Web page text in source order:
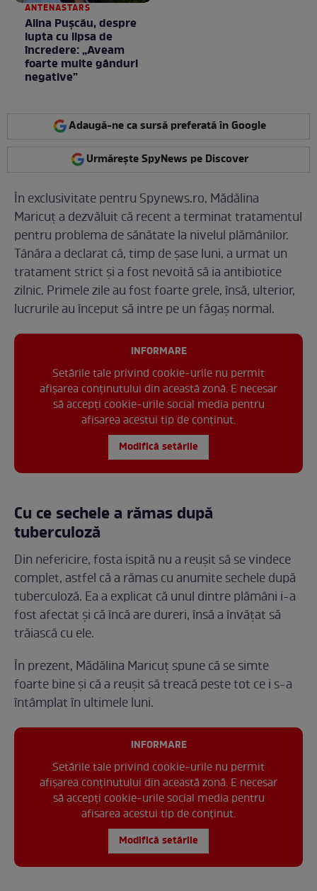
ANTENASTARS
Alina Pușcău, despre
lupta cu lipsa de
încredere: „Aveam
foarte multe gânduri
negative”
Adaugă-ne ca sursă preferată în Google
Urmărește SpyNews pe Discover
În exclusivitate pentru Spynews.ro, Mădălina
Maricuț a dezvăluit că recent a terminat tratamentul
pentru problema de sănătate la nivelul plămânilor.
Tânăra a declarat că, timp de șase luni, a urmat un
tratament strict și a fost nevoită să ia antibiotice
zilnic. Primele zile au fost foarte grele, însă, ulterior,
lucrurile au început să intre pe un făgaș normal.
INFORMARE
Setările tale privind cookie-urile nu permit
afișarea conținutului din această zonă. E necesar
să accepți cookie-urile social media pentru
afisarea acestui tip de conținut.
Modifică setările
Cu ce sechele a rămas după
tuberculoză
Din nefericire, fosta ispită nu a reușit să se vindece
complet, astfel că a rămas cu anumite sechele după
tuberculoză. Ea a explicat că unul dintre plămâni i-a
fost afectat și că încă are dureri, însă a învățat să
trăiască cu ele.
În prezent, Mădălina Maricuț spune că se simte
foarte bine și că a reușit să treacă peste tot ce i s-a
întâmplat în ultimele luni.
INFORMARE
Setările tale privind cookie-urile nu permit
afișarea conținutului din această zonă. E necesar
să accepți cookie-urile social media pentru
afisarea acestui tip de conținut.
Modifică setările